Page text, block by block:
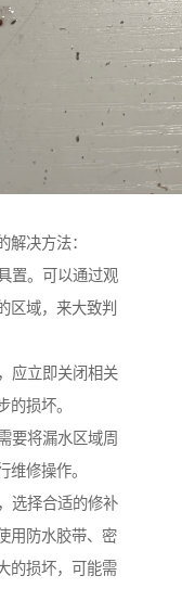
决方法：
置。可以通过观
区域，来大致判
应立即关闭相关
的损坏。
要将漏水区域周
维修操作。
选择合适的修补
用防水胶带、密
的损坏，可能需